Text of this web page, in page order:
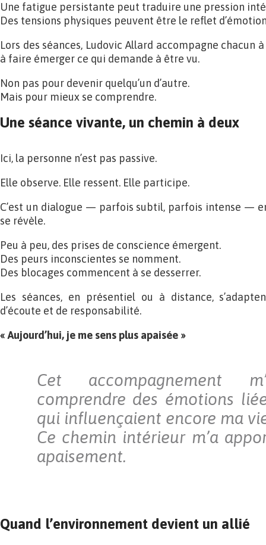
Une fatigue persistante peut traduire une pression
Des tensions physiques peuvent être le reflet
Lors des séances, Ludovic Allard accompagne chacun
à faire émerger ce qui demande à être vu.
Non pas pour devenir quelqu’un d’autre.
Mais pour mieux se comprendre.
Une séance vivante, un chemin à deux
Ici, la personne n’est pas passive.
Elle observe. Elle ressent. Elle participe.
C’est un dialogue — parfois subtil, parfois intense —
se révèle.
Peu à peu, des prises de conscience émergent.
Des peurs inconscientes se nomment.
Des blocages commencent à se desserrer.
Les séances, en présentiel ou à distance,
d’écoute et de responsabilité.
« Aujourd’hui, je me sens plus apaisée »
Cet accompagnement
comprendre des émotions
qui influençaient encore ma
Ce chemin intérieur m’a
apaisement.
Quand l’environnement devient un allié